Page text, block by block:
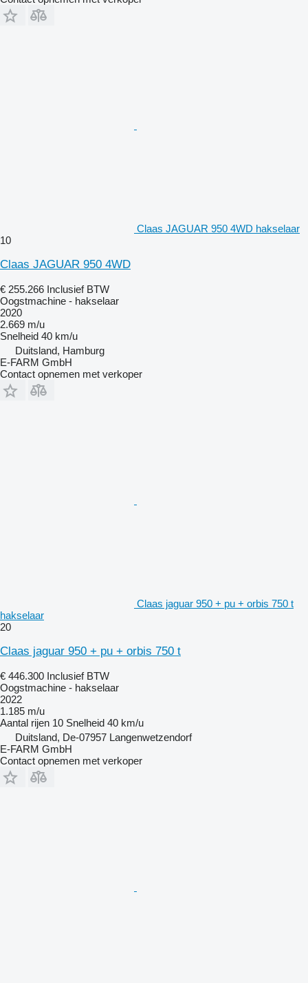
Claas JAGUAR 950 4WD hakselaar
10
Claas JAGUAR 950 4WD
€ 255.266 Inclusief BTW
Oogstmachine - hakselaar
2020
2.669 m/u
Snelheid 40 km/u
Duitsland, Hamburg
E-FARM GmbH
Contact opnemen met verkoper
Claas jaguar 950 + pu + orbis 750 t
hakselaar
20
Claas jaguar 950 + pu + orbis 750 t
€ 446.300 Inclusief BTW
Oogstmachine - hakselaar
2022
1.185 m/u
Aantal rijen 10 Snelheid 40 km/u
Duitsland, De-07957 Langenwetzendorf
E-FARM GmbH
Contact opnemen met verkoper